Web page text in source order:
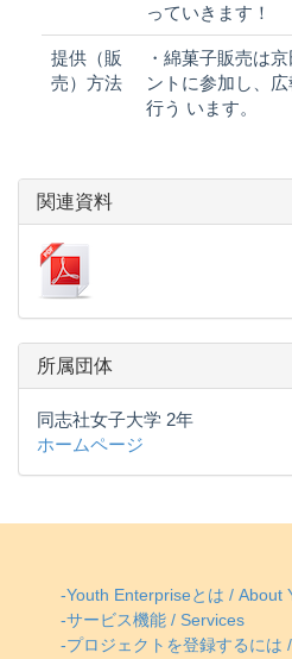
っていきます！
提供（販
売）方法
・綿菓子販売は
ントに参加し、
行う います。
関連資料
所属団体
同志社女子大学 2年
ホームページ
-Youth Enterpriseとは / About
-サービス機能 / Services
-プロジェクトを登録するに